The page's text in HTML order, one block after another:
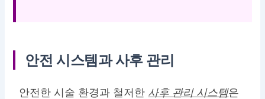
안전 시스템과 사후 관리
안전한 시술 환경과 철저한 사후 관리 시스템은